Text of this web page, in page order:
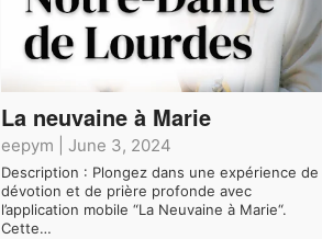
La neuvaine à Marie
eepym June 3, 2024
Description : Plongez dans une expérience de
dévotion et de prière profonde avec
l’application mobile “La Neuvaine à Marie“.
Cette…